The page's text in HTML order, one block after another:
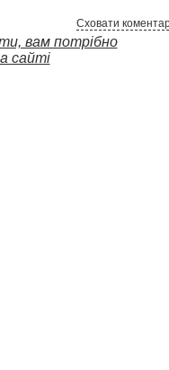
Сховати
вам потрібно
сайті